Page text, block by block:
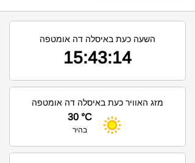
השעה כעת באיסלה דה אומטפה
15:43:14
מזג האוויר כעת באיסלה דה אומטפה
30 °C
בהיר